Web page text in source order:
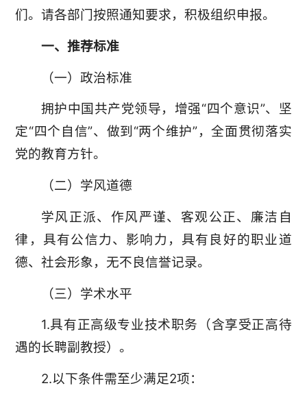
们。请各部门按照通知要求，积极组织申报。
一、推荐标准
（一）政治标准
拥护中国共产党领导，增强“四个意识”、坚
定“四个自信”、做到“两个维护”，全面贯彻落实
党的教育方针。
（二）学风道德
学风正派、作风严谨、客观公正、廉洁自
律，具有公信力、影响力，具有良好的职业道
德、社会形象，无不良信誉记录。
（三）学术水平
1.具有正高级专业技术职务（含享受正高待
遇的长聘副教授）。
2.以下条件需至少满足2项：